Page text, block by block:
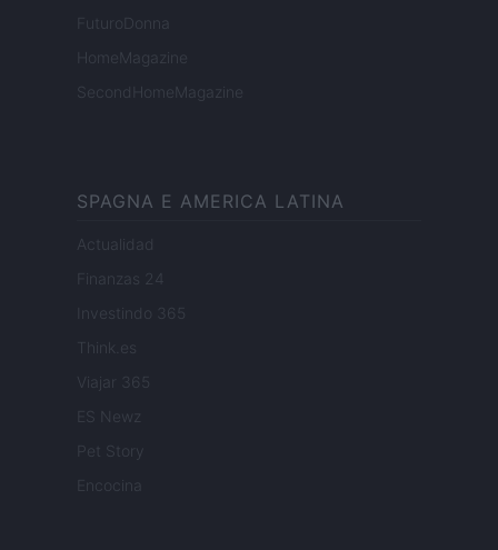
FuturoDonna
HomeMagazine
SecondHomeMagazine
SPAGNA E AMERICA LATINA
Actualidad
Finanzas 24
Investindo 365
Think.es
Viajar 365
ES Newz
Pet Story
Encocina